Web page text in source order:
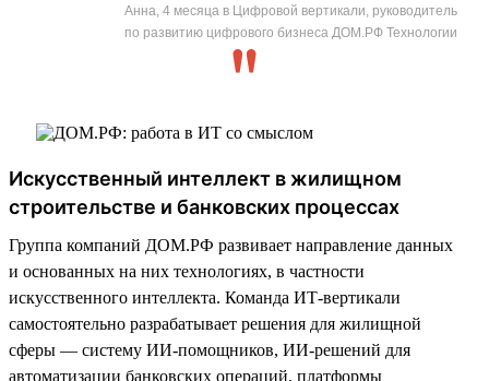
Анна, 4 месяца в Цифровой вертикали, руководитель
по развитию цифрового бизнеса ДОМ.РФ Технологии
Искусственный интеллект в жилищном
строительстве и банковских процессах
Группа компаний ДОМ.РФ развивает направление данных
и основанных на них технологиях, в частности
искусственного интеллекта. Команда ИТ-вертикали
самостоятельно разрабатывает решения для жилищной
сферы — систему ИИ-помощников, ИИ-решений для
автоматизации банковских операций, платформы